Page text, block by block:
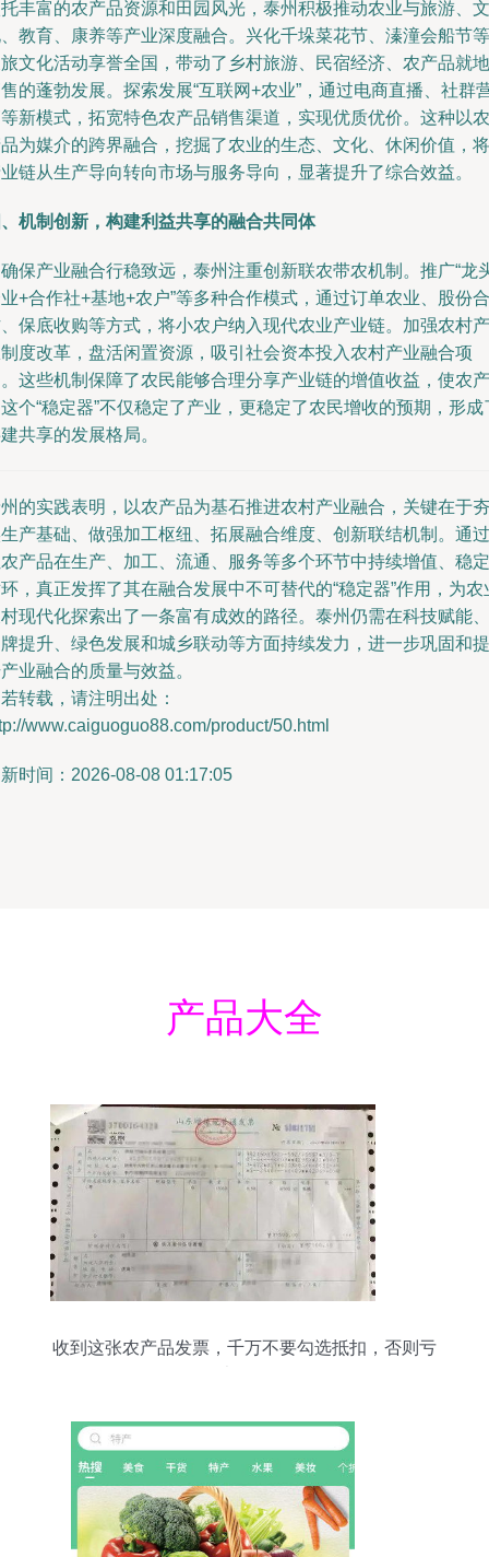
丰富的农产品资源和田园风光，泰州积极推动农业与旅游、文
教育、康养等产业深度融合。兴化千垛菜花节、溱潼会船节等
文化活动享誉全国，带动了乡村旅游、民宿经济、农产品就地
的蓬勃发展。探索发展“互联网+农业”，通过电商直播、社群
新模式，拓宽特色农产品销售渠道，实现优质优价。这种以农
为媒介的跨界融合，挖掘了农业的生态、文化、休闲价值，将
链从生产导向转向市场与服务导向，显著提升了综合效益。
机制创新，构建利益共享的融合共同体
保产业融合行稳致远，泰州注重创新联农带农机制。推广“龙
+合作社+基地+农户”等多种合作模式，通过订单农业、股份合
保底收购等方式，将小农户纳入现代农业产业链。加强农村产
度改革，盘活闲置资源，吸引社会资本投入农村产业融合项
这些机制保障了农民能够合理分享产业链的增值收益，使农产
个“稳定器”不仅稳定了产业，更稳定了农民增收的预期，形成
共享的发展格局。
的实践表明，以农产品为基石推进农村产业融合，关键在于夯
产基础、做强加工枢纽、拓展融合维度、创新联结机制。通过
产品在生产、加工、流通、服务等多个环节中持续增值、稳定
，真正发挥了其在融合发展中不可替代的“稳定器”作用，为农
现代化探索出了一条富有成效的路径。泰州仍需在科技赋能、
提升、绿色发展和城乡联动等方面持续发力，进一步巩固和提
业融合的质量与效益。
转载，请注明出处：
www.caiguoguo88.com/product/50.html
时间：2026-08-08 01:17:05
产品大全
收到这张农产品发票，千万不要勾选抵扣，否则亏